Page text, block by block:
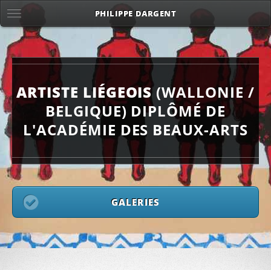
ARTISTE LIÉGEOIS(WALLONIE /
BELGIQUE) DIPLÔMÉ DE
L'ACADÉMIE DES BEAUX-ARTS
GALERIES
PHILIPPE DARGENT